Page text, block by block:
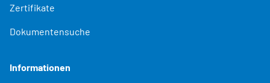
Zertifikate
Dokumentensuche
Informationen